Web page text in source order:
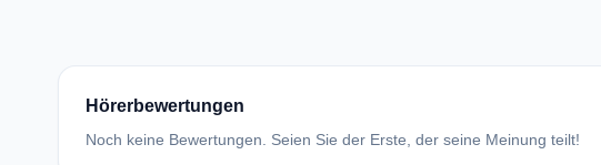
Hörerbewertungen
Noch keine Bewertungen. Seien Sie der Erste, der seine Meinung teilt!